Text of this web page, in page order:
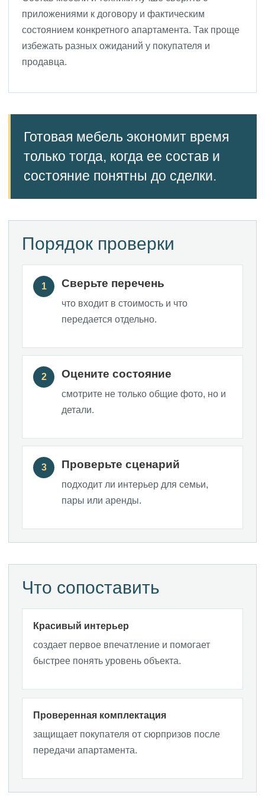
приложениями к договору и фактическим
состоянием конкретного апартамента. Так проще
избежать разных ожиданий у покупателя и
продавца.
Готовая мебель экономит время
только тогда, когда ее состав и
состояние понятны до сделки.
Порядок проверки
1 Сверьте перечень
что входит в стоимость и что
передается отдельно.
2 Оцените состояние
смотрите не только общие фото, но и
детали.
3 Проверьте сценарий
подходит ли интерьер для семьи,
пары или аренды.
Что сопоставить
Красивый интерьер
создает первое впечатление и помогает
быстрее понять уровень объекта.
Проверенная комплектация
защищает покупателя от сюрпризов после
передачи апартамента.
политики обработки персональных данных
Резиденция для важных
чувств. Событий. Решений.